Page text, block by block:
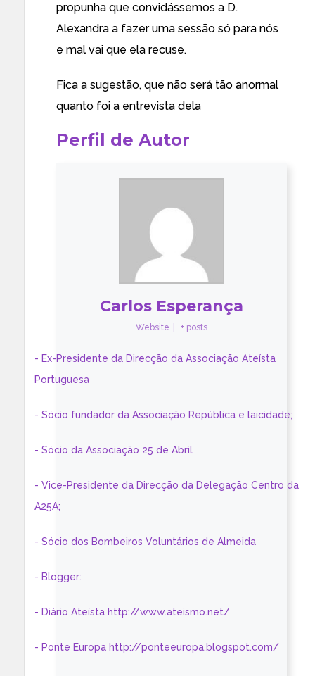
propunha que convidássemos a D.
Alexandra a fazer uma sessão só para nós
e mal vai que ela recuse.
Fica a sugestão, que não será tão anormal
quanto foi a entrevista dela
Perfil de Autor
Carlos Esperança
Website + posts
- Ex-Presidente da Direcção da Associação Ateísta
Portuguesa
- Sócio fundador da Associação República e laicidade;
- Sócio da Associação 25 de Abril
- Vice-Presidente da Direcção da Delegação Centro da
A25A;
- Sócio dos Bombeiros Voluntários de Almeida
- Blogger:
- Diário Ateísta http://www.ateismo.net/
- Ponte Europa http://ponteeuropa.blogspot.com/